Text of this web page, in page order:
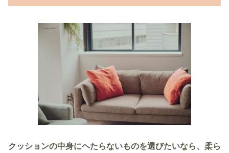
クッションの中身にヘたらないものを選びたいなら、 柔ら